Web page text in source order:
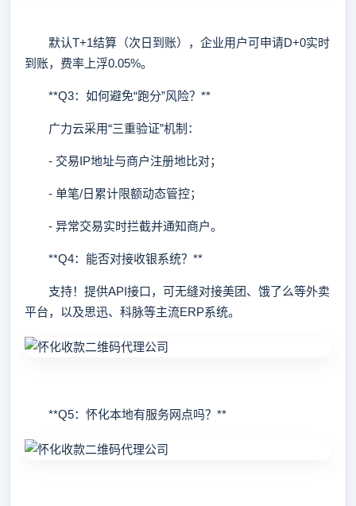
默认T+1结算（次日到账），企业用户可申请D+0实时
到账，费率上浮0.05%。
**Q3：如何避免“跑分”风险？**
广力云采用“三重验证”机制：
- 交易IP地址与商户注册地比对；
- 单笔/日累计限额动态管控；
- 异常交易实时拦截并通知商户。
**Q4：能否对接收银系统？**
支持！提供API接口，可无缝对接美团、饿了么等外卖
平台，以及思迅、科脉等主流ERP系统。
**Q5：怀化本地有服务网点吗？**